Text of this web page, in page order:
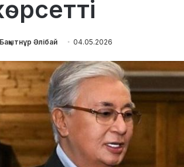
Бақытнұр Әлібай 04.05.2026